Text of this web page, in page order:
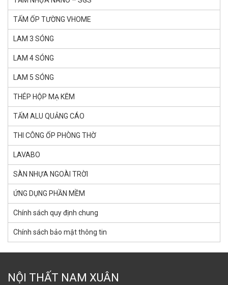
TẤM ỐP TƯỜNG VHOME
LAM 3 SÓNG
LAM 4 SÓNG
LAM 5 SÓNG
THÉP HỘP MẠ KẼM
TẤM ALU QUẢNG CÁO
THI CÔNG ỐP PHÒNG THỜ
LAVABO
SÀN NHỰA NGOÀI TRỜI
ỨNG DỤNG PHẦN MỀM
Chính sách quy định chung
Chính sách bảo mật thông tin
NỘI THẤT NAM XUÂN